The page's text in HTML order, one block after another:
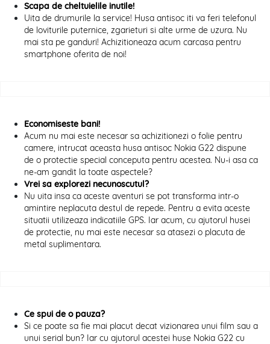
Scapa de cheltuielile inutile!
Uita de drumurile la service! Husa antisoc iti va feri telefonul
de loviturile puternice, zgarieturi si alte urme de uzura. Nu
mai sta pe ganduri! Achizitioneaza acum carcasa pentru
smartphone oferita de noi!
Economiseste bani!
Acum nu mai este necesar sa achizitionezi o folie pentru
camere, intrucat aceasta husa antisoc Nokia G22 dispune
de o protectie special conceputa pentru acestea. Nu-i asa ca
ne-am gandit la toate aspectele?
Vrei sa explorezi necunoscutul?
Nu uita insa ca aceste aventuri se pot transforma intr-o
amintire neplacuta destul de repede. Pentru a evita aceste
situatii utilizeaza indicatiile GPS. Iar acum, cu ajutorul husei
de protectie, nu mai este necesar sa atasezi o placuta de
metal suplimentara.
Ce spui de o pauza?
Si ce poate sa fie mai placut decat vizionarea unui film sau a
unui serial bun? Iar cu ajutorul acestei huse Nokia G22 cu